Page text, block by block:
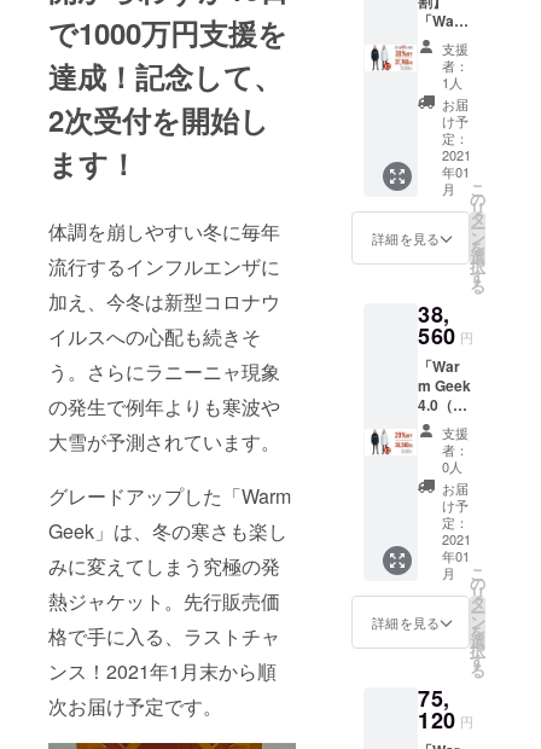
で1000万円支援を
達成！記念して、
2次受付を開始し
ます！
体調を崩しやすい冬に毎年
流行するインフルエンザに
加え、今冬は新型コロナウ
イルスへの心配も続きそ
う。さらにラニーニャ現象
の発生で例年よりも寒波や
大雪が予測されています。
グレードアップした「Warm
Geek」は、冬の寒さも楽し
みに変えてしまう究極の発
熱ジャケット。先行販売価
格で手に入る、ラストチャ
ンス！2021年1月末から順
次お届け予定です。
しまし
ては一
部変更
になる
可能性
もござ
いま
す。ご
了承く
ださ
い。
は、生
産、配
送状況
により
遅れる
可能性
もござ
いま
す。 ※
送料込
の価格
となり
※商品の
デザイ
ンに関
ては一
部変更
になる
可能性
もござ
いま
す。ご
了承く
ださ
い。
「War
m Geek
4.0（LO
丈）」2
着セッ
セット
の内容
＞ ・
Warm
Geek
4.0（LO
5200m
Ahモバ
イル
バッテ
リー×1
※お届け
時期
は、生
産、配
送状況
により
遅れる
可能性
もござ
いま
す。 ※
送料込
※商品の
仕様、
支援
者：
1人
お届
け予
定：
2021
年01
月
詳細を見る
こ
の
リ
タ
ー
ン
を
選
択
す
る
38,
560 円
「War
m Geek
4.0（LO
NG
丈）」2
着セッ
ト ＜1
セット
の内容
＞ ・
Warm
Geek
4.0（LO
NG丈）
x1 ・
イル
バッテ
リー×1
支援
者：
0人
お届
け予
定：
2021
年01
月
詳細を見る
こ
の
リ
タ
ー
ン
を
選
択
す
る
75,
120 円